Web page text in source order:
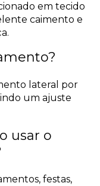
em tecido
caimento e
lateral por
um ajuste
usar o
festas,